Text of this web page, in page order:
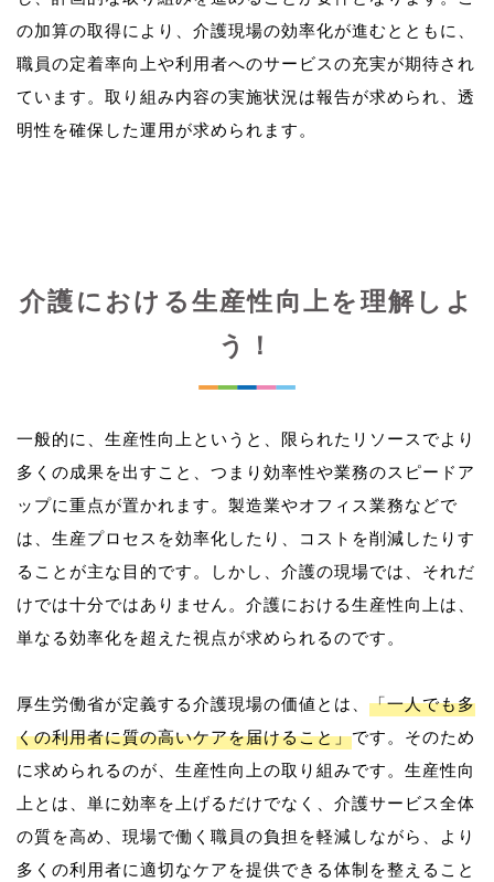
の加算の取得により、介護現場の効率化が進むとともに、
職員の定着率向上や利用者へのサービスの充実が期待され
ています。取り組み内容の実施状況は報告が求められ、透
介護における生産性向上を理解しよ
う！
一般的に、生産性向上というと、限られたリソースでより
多くの成果を出すこと、つまり効率性や業務のスピードア
ップに重点が置かれます。製造業やオフィス業務などで
は、生産プロセスを効率化したり、コストを削減したりす
ることが主な目的です。しかし、介護の現場では、それだ
けでは十分ではありません。介護における生産性向上は、
単なる効率化を超えた視点が求められるのです。
厚生労働省が定義する介護現場の価値とは、 「一人でも多
くの利用者に質の高いケアを届けること」です。そのため
に求められるのが、生産性向上の取り組みです。生産性向
上とは、単に効率を上げるだけでなく、介護サービス全体
の質を高め、現場で働く職員の負担を軽減しながら、より
多くの利用者に適切なケアを提供できる体制を整えること